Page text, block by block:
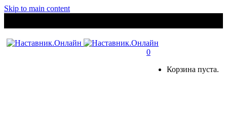
Skip to main content
0
Корзина пуста.